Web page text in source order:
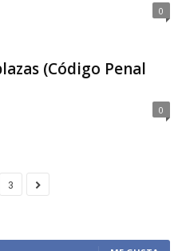
0
(Código Penal
0
3